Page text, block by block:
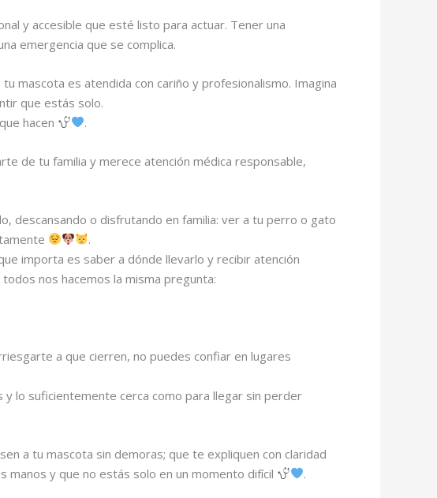
y accesible que esté listo para actuar. Tener una
emergencia que se complica.
mascota es atendida con cariño y profesionalismo. Imagina
que estás solo.
hacen
.
de tu familia y merece atención médica responsable,
descansando o disfrutando en familia: ver a tu perro o gato
.
importa es saber a dónde llevarlo y recibir atención
nos hacemos la misma pregunta:
a que cierren, no puedes confiar en lugares
lo suficientemente cerca como para llegar sin perder
a tu mascota sin demoras; que te expliquen con claridad
manos y que no estás solo en un momento difícil
.